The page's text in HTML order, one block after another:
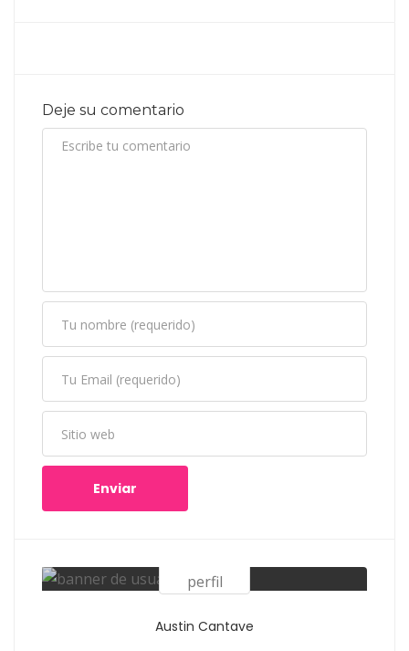
Deje su comentario
Enviar
Austin Cantave